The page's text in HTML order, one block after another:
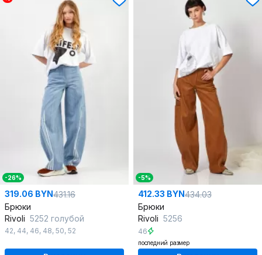
-26%
319.06 BYN431.16
Брюки
Rivoli 5252 голубой
42, 44, 46, 48, 50, 52
-5%
412.33 BYN434.03
Брюки
Rivoli 5256
46
последний размер